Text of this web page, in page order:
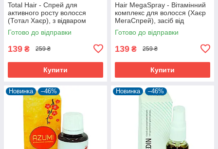
Total Hair - Спрей для
активного росту волосся
(Тотал Хаєр), з відваром
кропиви, звіробою і кофеїну
Готово до відправки
139 ₴ 259 ₴
Купити
Hair MegaSpray - Вітамінний
комплекс для волосся (Хаєр
МегаСпрей), засіб від
облисіння, випадання
волосся
Готово до відправки
139 ₴ 259 ₴
Купити
Новинка –46% Новинка –46%